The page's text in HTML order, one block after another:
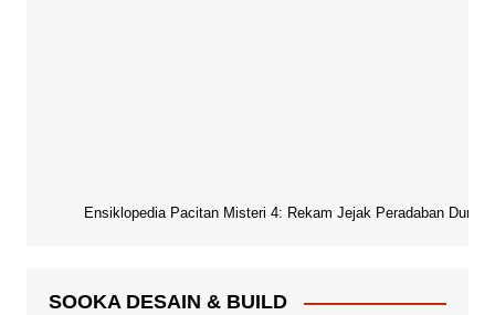
Ensiklopedia Pacitan Misteri 4: Rekam Jejak Peradaban Dunia
SOOKA DESAIN & BUILD